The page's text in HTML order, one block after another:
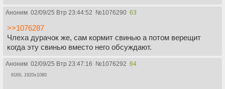
Аноним 02/09/25 Втр 23:44:52 №1076290 63
>>1076287
Члеха дурачок же, сам кормит свинью а потом верещит
когда эту свинью вместо него обсуждают.
Аноним 02/09/25 Втр 23:47:16 №1076292 64
91Кб, 1920x1080